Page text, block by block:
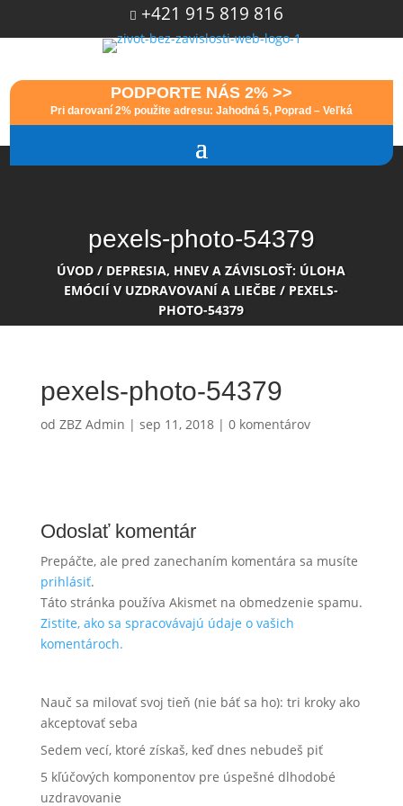
 +421 915 819 816
PODPORTE NÁS 2% >>
Pri darovaní 2% použite adresu: Jahodná 5, Poprad – Veľká
pexels-photo-54379
ÚVOD / DEPRESIA, HNEV A ZÁVISLOSŤ: ÚLOHA
EMÓCIÍ V UZDRAVOVANÍ A LIEČBE / PEXELS-
PHOTO-54379
pexels-photo-54379
od ZBZ Admin | sep 11, 2018| 0 komentárov
Odoslať komentár
Prepáčte, ale pred zanechaním komentára sa musíte
prihlásiť.
Táto stránka používa Akismet na obmedzenie spamu.
Zistite, ako sa spracovávajú údaje o vašich
komentároch.
Nauč sa milovať svoj tieň (nie báť sa ho): tri kroky ako
akceptovať seba
Sedem vecí, ktoré získaš, keď dnes nebudeš piť
5 kľúčových komponentov pre úspešné dlhodobé
uzdravovanie